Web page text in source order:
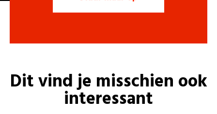
Dit vind je misschien ook
interessant